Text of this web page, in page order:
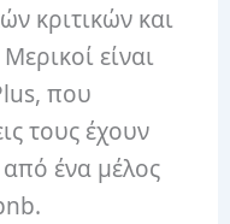
κριτικών και
είναι
που
τους έχουν
ένα μέλος